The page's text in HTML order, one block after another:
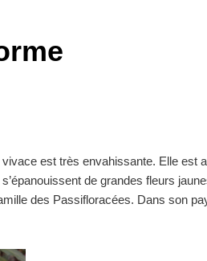
est très envahissante. Elle est
de grandes fleurs
des Passifloracées. Dans son